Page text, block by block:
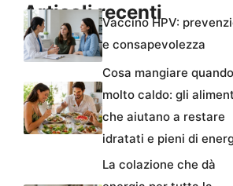
Articoli recenti
Vaccino HPV:
e consapevolezza
Cosa mangiare
molto caldo: gli
che aiutano a restare
idratati e pieni di
La colazione che dà